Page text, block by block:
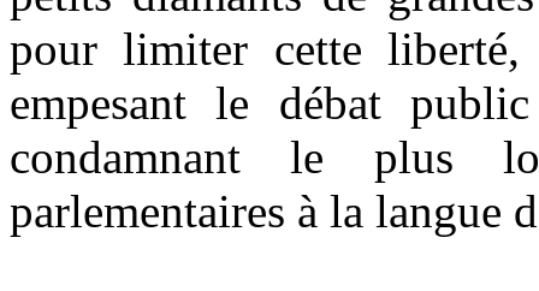
pour limiter cette liberté,
empesant le débat
condamnant le plus
parlementaires à la langue